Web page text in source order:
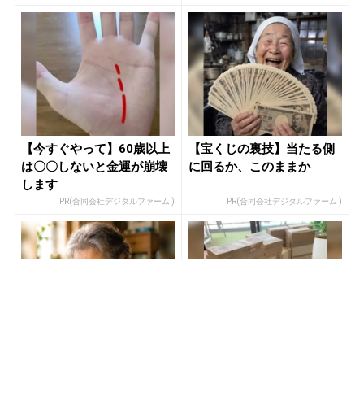
【今すぐやって】60歳以上
は〇〇しないと金運が崩壊
します
PR(合同会社デジタルファーム )
【宝くじの裏技】当たる側
に回るか、このままか
PR(合同会社デジタルファーム )